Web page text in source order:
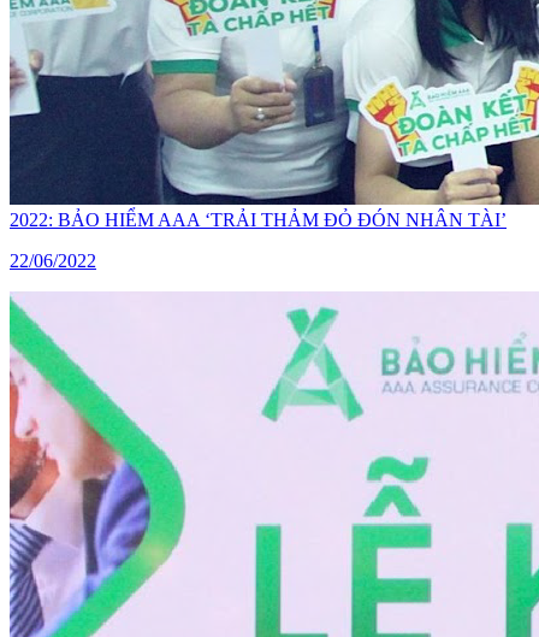
2022: BẢO HIỂM AAA ‘TRẢI THẢM ĐỎ ĐÓN NHÂN TÀI’
22/06/2022